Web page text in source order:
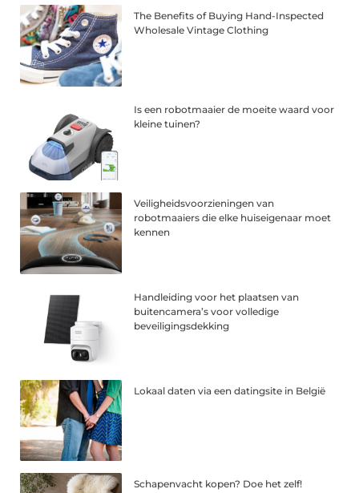
The Benefits of Buying Hand-Inspected
Wholesale Vintage Clothing
Is een robotmaaier de moeite waard voor
kleine tuinen?
Veiligheidsvoorzieningen van
robotmaaiers die elke huiseigenaar moet
kennen
Handleiding voor het plaatsen van
buitencamera’s voor volledige
beveiligingsdekking
Lokaal daten via een datingsite in België
Schapenvacht kopen? Doe het zelf!